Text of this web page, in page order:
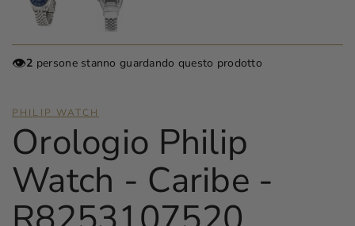
👁️2 persone stanno guardando questo prodotto
PHILIP WATCH
Orologio Philip
Watch - Caribe -